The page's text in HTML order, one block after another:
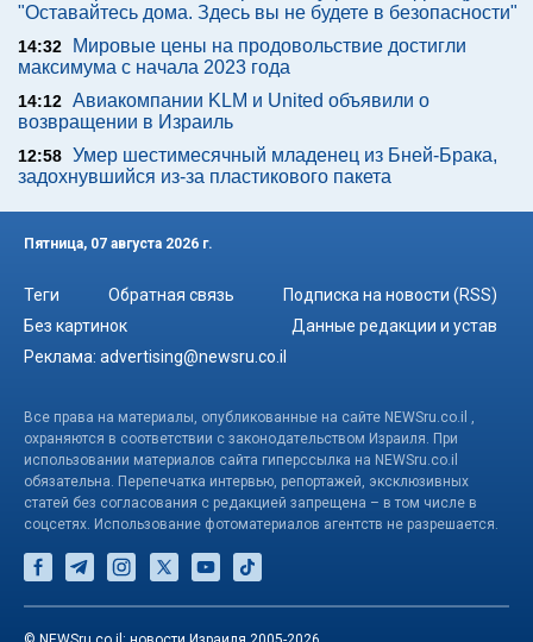
"Оставайтесь дома. Здесь вы не будете в безопасности"
14:32
Мировые цены на продовольствие достигли
максимума с начала 2023 года
14:12 Авиакомпании KLM и United объявили о
возвращении в Израиль
12:58 Умер шестимесячный младенец из Бней-Брака,
задохнувшийся из-за пластикового пакета
Пятница, 07 августа 2026 г.
Теги Обратная связь
Подписка на новости (RSS)
Без картинок
Данные редакции и устав
Реклама: advertising@newsru.co.il
Все права на материалы, опубликованные на сайте NEWSru.co.il ,
охраняются в соответствии с законодательством Израиля. При
использовании материалов сайта гиперссылка на NEWSru.co.il
обязательна. Перепечатка интервью, репортажей, эксклюзивных
статей без согласования с редакцией запрещена – в том числе в
соцсетях. Использование фотоматериалов агентств не разрешается.